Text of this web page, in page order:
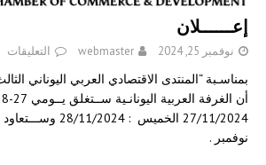
إعــــــلان
نوفمبر 25, 2024 webmaster التعليقات
بمناسـبة “المنتدى الاقتصادي العربي اليوناني
نوفمبر .